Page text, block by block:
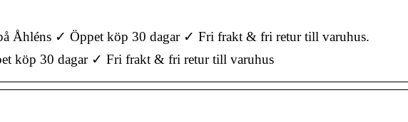
Åhléns ✓ Öppet köp 30 dagar ✓ Fri frakt & fri retur till varuhus.
köp 30 dagar ✓ Fri frakt & fri retur till varuhus